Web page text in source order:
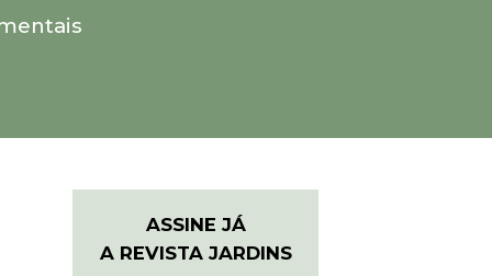
ASSINE JÁ
A REVISTA JARDINS